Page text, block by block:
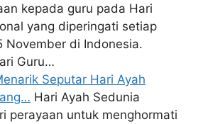
kepada guru pada Hari
yang diperingati setiap
November di Indonesia.
Guru…
Seputar Hari Ayah
Hari Ayah Sedunia
perayaan untuk menghormati